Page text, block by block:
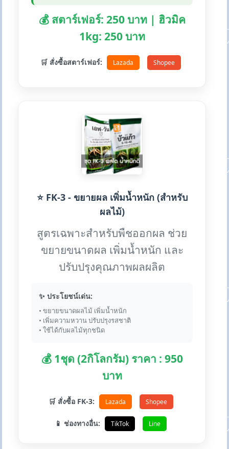
💰 สตาร์เฟอร์: 250 บาท | ฮิวมิค
1kg: 250 บาท
🛒 สั่งซื้อสตาร์เฟอร์: Lazada Shopee
⭐ FK-3 - ขยายผล เพิ่มน้ำหนัก (สำหรับ
ผลไม้)
สูตรเฉพาะสำหรับพืชออกผล ช่วย
ขยายขนาดผล เพิ่มน้ำหนัก และ
ปรับปรุงคุณภาพผลผลิต
✨ ประโยชน์เด่น:
• ขยายขนาดผลไม้ เพิ่มน้ำหนัก
• เพิ่มความหวาน ปรับปรุงรสชาติ
• ใช้ได้กับผลไม้ทุกชนิด
💰 1ชุด (2กิโลกรัม) ราคา : 950
บาท
🛒 สั่งซื้อ FK-3: Lazada Shopee
📱 ช่องทางอื่น: TikTok Line